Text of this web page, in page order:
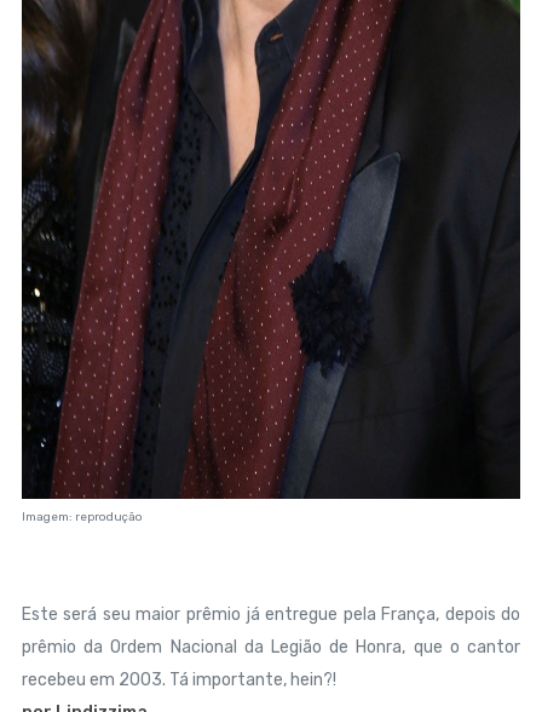
Imagem: reprodução
Este será seu maior prêmio já entregue pela França, depois do
prêmio da Ordem Nacional da Legião de Honra, que o cantor
recebeu em 2003. Tá importante, hein?!